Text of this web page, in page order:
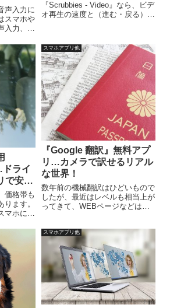
声入力に
スマホや
入力、デ
コンです
れてしま
ットな
すの
『Scrubbies - Video』なら、ビデ
オ再生の速度と（進む・戻る）方
デオループ映像が、指2本で「チ
ャッ・チャッ・チャッ」と作成可
能で、保存や共有もできる。
ライ
で安
価格帯も
ます。
マホにド
スペック
かがでし
スマホアプリ他
『Google 翻訳』無料アプ
リ…カメラで訳せるリアル
な世界！
数年前の機械翻訳はひどいもので
したが、最近はレベルも相当上が
ってきて、WEBページなどは単
Googleの翻訳レベルは相当上が
ってきていますので、WEBサー
ビスのGoogle翻訳は、...
スマホアプリ他